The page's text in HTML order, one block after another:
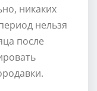
никаких
нельзя
после